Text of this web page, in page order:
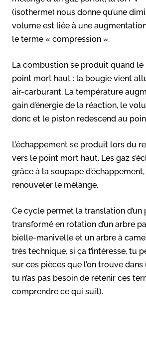
(isotherme) nous donne qu’une
volume est liée à une
le terme « compression ».
La combustion se produit quand le
point mort haut : la bougie vient
air-carburant. La température
gain d’énergie de la réaction, le
donc et le piston redescend au
L’échappement se produit lors du
vers le point mort haut. Les gaz
grâce à la soupape
renouveler le mélange.
Ce cycle permet la translation
transformé en rotation d’un arbre
bielle-manivelle et un arbre à
très technique, si ça t’intéresse, tu
sur ces pièces que l’on trouve
tu n’as pas besoin de retenir ces
comprendre ce qui suit).